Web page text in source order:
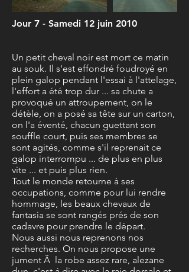
Jour 7 - Samedi 12 juin 2010
Un petit cheval noir est mort ce matin
au souk. Il s'est effondré foudroyé en
plein galop pendant l'essai à l'attelage,
l'effort a été trop dur ... sa chute a
provoqué un attroupement, on le
détèle, on a posé sa tête sur un carton,
on l'a éventé, chacun guettant son
souffle court, puis ses membres se
sont agités, comme s'il reprenait ce
galop interrompu ... de plus en plus
vite ... et puis plus rien.
Tout le monde retourne à ses
occupations, comme pour lui rendre
hommage, les beaux chevaux de
fantasia se sont rangés prés de son
cadavre pour prendre le départ.
Nous aussi nous reprenons nos
recherches. On nous propose une
jument Ã la robe assez rare, alezane